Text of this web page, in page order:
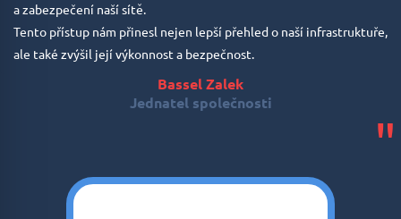
"
a zabezpečení naší sítě.
Tento přístup nám přinesl nejen lepší přehled o naší infrastruktuře,
ale také zvýšil její výkonnost a bezpečnost.
Bassel Zalek
Jednatel společnosti